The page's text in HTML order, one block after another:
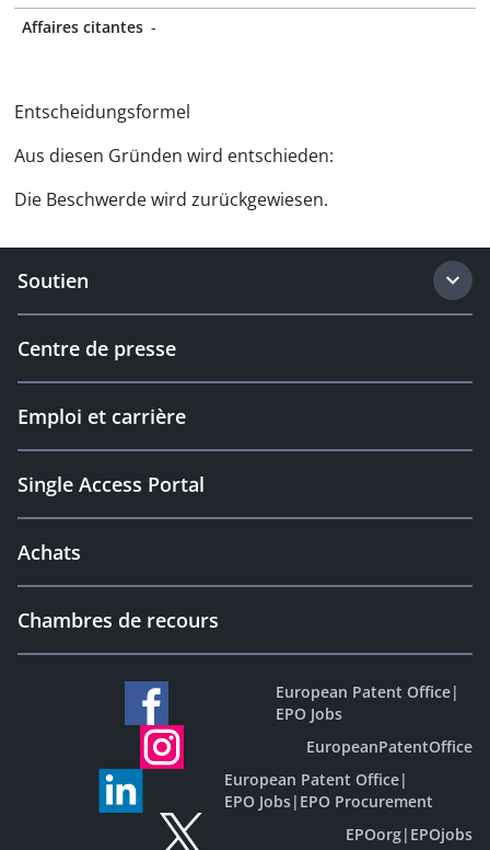
Affaires citantes -
Entscheidungsformel
Aus diesen Gründen wird entschieden:
Die Beschwerde wird zurückgewiesen.
Soutien
Centre de presse
Emploi et carrière
Single Access Portal
Achats
Chambres de recours
European Patent Office|
EPO Jobs
EuropeanPatentOffice
European Patent Office|
EPO Jobs| EPO Procurement
EPOorg| EPOjobs